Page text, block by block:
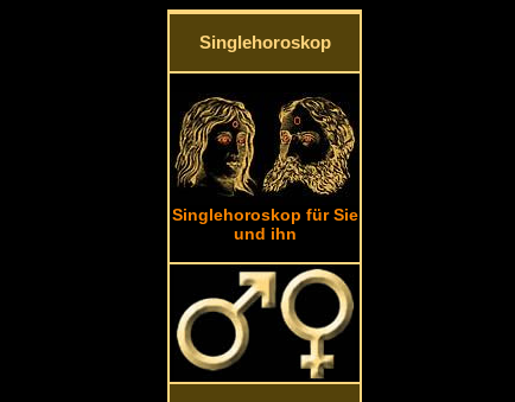
Singlehoroskop
Singlehoroskop für Sie
und ihn